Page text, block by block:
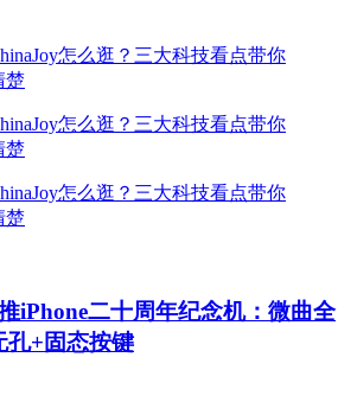
iPhone二十周年纪念机：微曲全
孔+固态按键